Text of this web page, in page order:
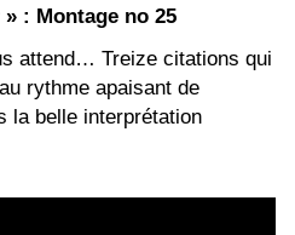
: Montage no 25
attend… Treize citations qui
rythme apaisant de
la belle interprétation